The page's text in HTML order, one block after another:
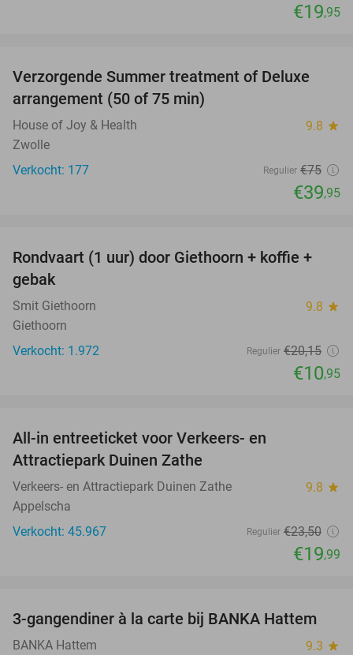
€19,95
47%
Verzorgende Summer treatment of Deluxe
arrangement (50 of 75 min)
House of Joy & Health 9.8 star
Zwolle
Verkocht: 177
Regulier €75
€39,95
46%
Rondvaart (1 uur) door Giethoorn + koffie +
gebak
Smit Giethoorn 9.8 star
Giethoorn
Verkocht: 1.972
Regulier €20,15
€10,95
All-in entreeticket voor Verkeers- en
Attractiepark Duinen Zathe
Verkeers- en Attractiepark Duinen Zathe 9.8 star
Appelscha
Verkocht: 45.967
Regulier €23,50
€19,99
52%
3-gangendiner à la carte bij BANKA Hattem
BANKA Hattem 9.3 star